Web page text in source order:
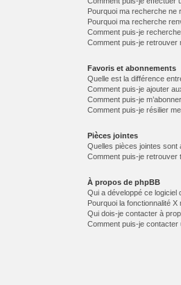
Pourquoi ma recherche ne
Pourquoi ma recherche
Comment puis-je
Comment puis-je
Favoris et abonnements
Quelle est la différence
Comment puis-je ajouter
Comment puis-je
Comment puis-je résilier
Pièces jointes
Quelles pièces jointes
Comment puis-je retrouver
À propos de phpBB
Qui a développé ce
Pourquoi la fonctionnalité X
Qui dois-je contacter à
Comment puis-je